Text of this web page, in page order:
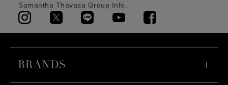
Samantha Thavasa Group Info.